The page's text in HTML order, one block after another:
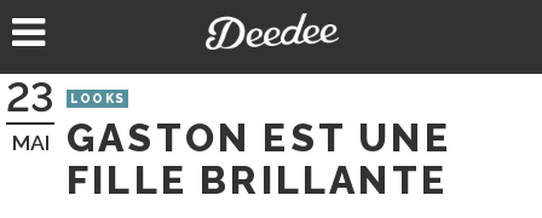
au
23
MAI
LOOKS
GASTON EST UNE
FILLE BRILLANTE